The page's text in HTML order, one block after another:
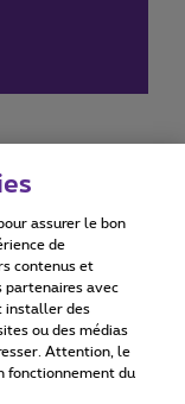
statement
assurer le bon
de
contenus et
partenaires avec
installer des
ou des médias
Attention, le
fonctionnement du